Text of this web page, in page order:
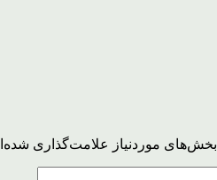
بخش‌های موردنیاز علامت‌گذاری